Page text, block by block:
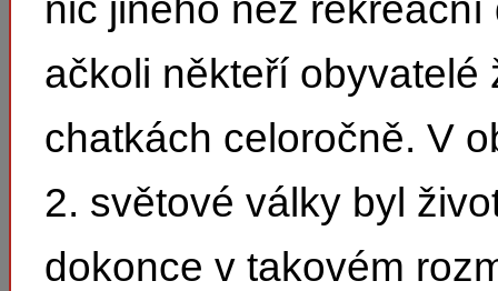
nic jiného než rekreační
ačkoli někteří obyvatelé
chatkách celoročně. V
2. světové války byl
dokonce v takovém